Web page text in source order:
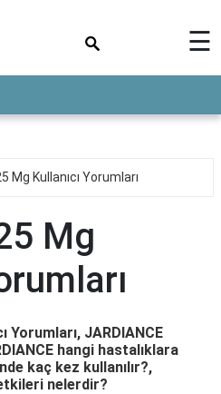
☰
Mg Kullanıcı Yorumları
Mg
Yorumları, JARDIANCE
hangi hastalıklara
kaç kez kullanılır?,
etkileri nelerdir?